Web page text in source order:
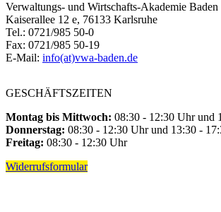
Verwaltungs- und Wirtschafts-Akademie Baden
Kaiserallee 12 e, 76133 Karlsruhe
Tel.: 0721/985 50-0
Fax: 0721/985 50-19
E-Mail: info(at)vwa-baden.de
GESCHÄFTSZEITEN
Montag bis Mittwoch: 08:30 - 12:30 Uhr und
Donnerstag: 08:30 - 12:30 Uhr und 13:30 -
Freitag: 08:30 - 12:30 Uhr
Widerrufsformular